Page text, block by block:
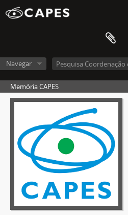
Navegar
Memória CAPES